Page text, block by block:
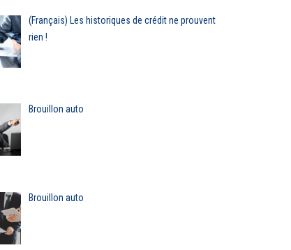
(Français) Les historiques de crédit ne prouvent
rien !
Brouillon auto
Brouillon auto